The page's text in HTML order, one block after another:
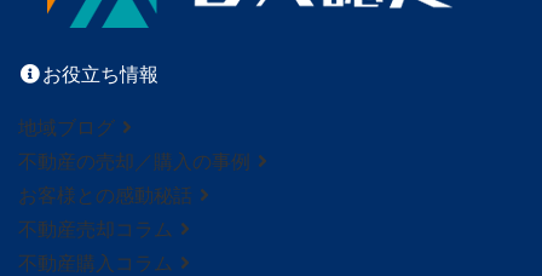
お役立ち情報
地域ブログ
不動産の売却／購入の事例
お客様との感動秘話
不動産売却コラム
不動産購入コラム